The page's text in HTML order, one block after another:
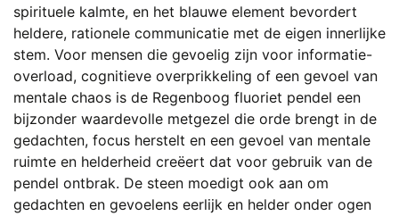
spirituele kalmte, en het blauwe element bevordert
heldere, rationele communicatie met de eigen innerlijke
stem. Voor mensen die gevoelig zijn voor informatie-
overload, cognitieve overprikkeling of een gevoel van
mentale chaos is de Regenboog fluoriet pendel een
bijzonder waardevolle metgezel die orde brengt in de
gedachten, focus herstelt en een gevoel van mentale
ruimte en helderheid creëert dat voor gebruik van de
pendel ontbrak. De steen moedigt ook aan om
gedachten en gevoelens eerlijk en helder onder ogen